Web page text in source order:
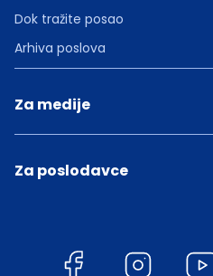
Dok tražite posao
Arhiva poslova
Za medije
Za poslodavce